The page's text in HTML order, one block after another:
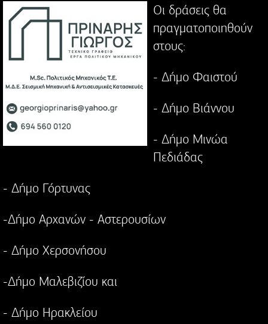
Οι δράσεις θα
πραγματοποιηθούν
στους:
- Δήμο Φαιστού
- Δήμο Βιάννου
- Δήμο Μινώα
Πεδιάδας
- Δήμο Γόρτυνας
-Δήμο Αρχανών - Αστερουσίων
- Δήμο Χερσονήσου
-Δήμο Μαλεβιζίου και
- Δήμο Ηρακλείου